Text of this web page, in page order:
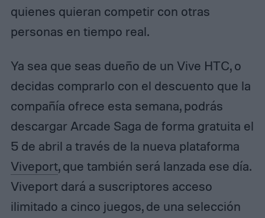
quienes quieran competir con otras
personas en tiempo real.
Ya sea que seas dueño de un Vive HTC, o
decidas comprarlo con el descuento que la
compañía ofrece esta semana, podrás
descargar Arcade Saga de forma gratuita el
5 de abril a través de la nueva plataforma
Viveport, que también será lanzada ese día.
Viveport dará a suscriptores acceso
ilimitado a cinco juegos, de una selección